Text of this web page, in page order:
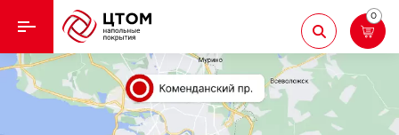
Назад
Кварцвиниловая плитка
Назад
Aberhof
0